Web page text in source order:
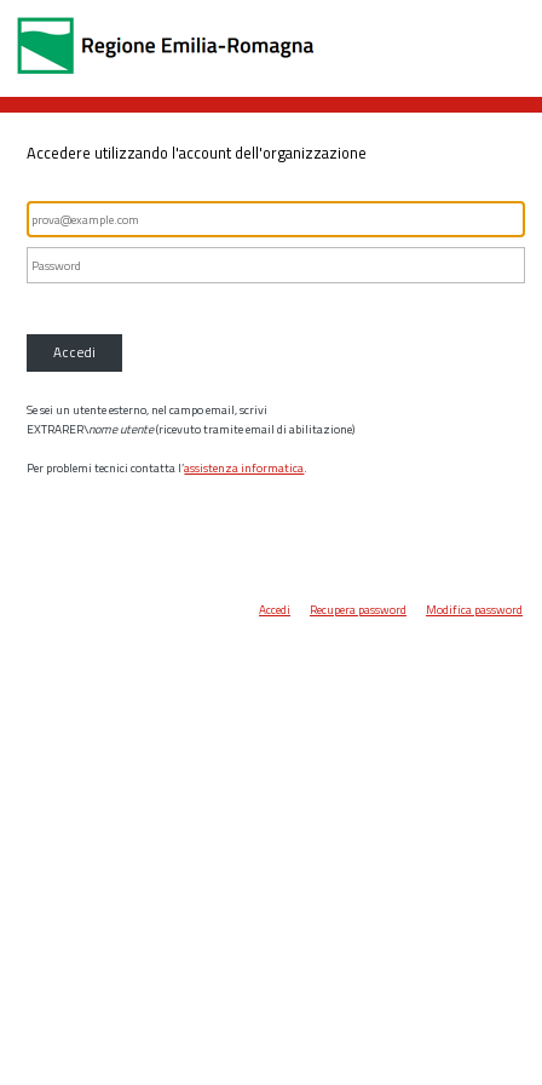
Accedere utilizzando l'account dell'organizzazione
Accedi
Se sei un utente esterno, nel campo email, scrivi
EXTRARER\nome utente(ricevuto tramite email di abilitazione)
Per problemi tecnici contatta l’assistenza informatica.
Accedi Recupera password Modifica password